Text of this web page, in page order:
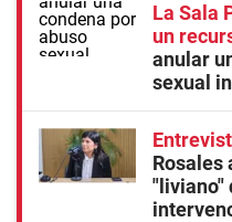
La Sala
un
anular
sexual
Rosales
"liviano"